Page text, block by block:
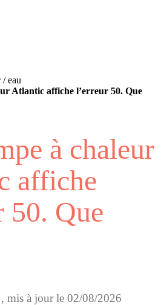
/ eau
Atlantic affiche l’erreur 50. Que
à chaleur
affiche
50. Que
, mis à jour le 02/08/2026